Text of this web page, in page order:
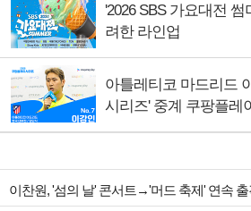
'2026 SBS 가요대전
려한 라인업
아틀레티코 마드리드
시리즈' 중계 쿠팡플레
이찬원, '섬의 날' 콘서트→'머드 축제' 연속 출